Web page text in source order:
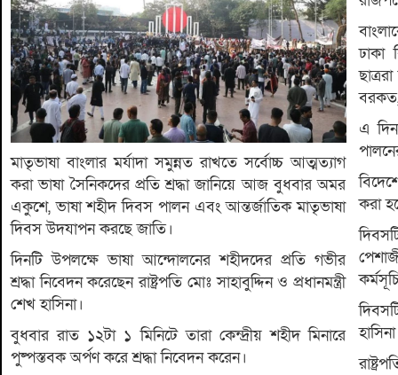
মাতৃভাষা বাংলার মর্যাদা সমুন্নত রাখতে সর্বোচ্চ আত্মত্যাগ
করা ভাষা সৈনিকদের প্রতি শ্রদ্ধা জানিয়ে আজ বুধবার অমর
একুশে, ভাষা শহীদ দিবস পালন এবং আন্তর্জাতিক মাতৃভাষা
দিবস উদযাপন করছে জাতি।
দিনটি উপলক্ষে ভাষা আন্দোলনের শহীদদের প্রতি গভীর
শ্রদ্ধা নিবেদন করেছেন রাষ্ট্রপতি মোঃ সাহাবুদ্দিন ও প্রধানমন্ত্রী
শেখ হাসিনা।
বুধবার রাত ১২টা ১ মিনিটে তারা কেন্দ্রীয় শহীদ মিনারে
পুষ্পস্তবক অর্পণ করে শ্রদ্ধা নিবেদন করেন।
ঢাকা
এ
করা